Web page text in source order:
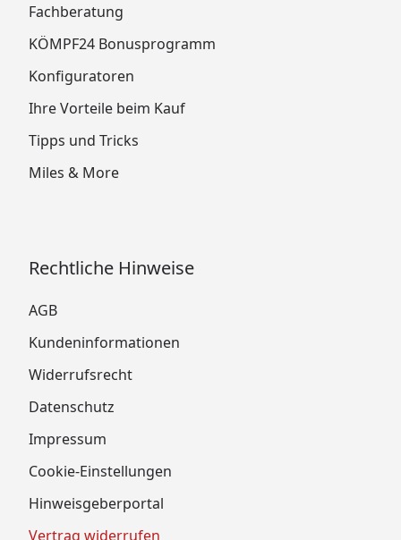
Fachberatung
KÖMPF24 Bonusprogramm
Konfiguratoren
Ihre Vorteile beim Kauf
Tipps und Tricks
Miles & More
Rechtliche Hinweise
AGB
Kundeninformationen
Widerrufsrecht
Datenschutz
Impressum
Cookie-Einstellungen
Hinweisgeberportal
Vertrag widerrufen